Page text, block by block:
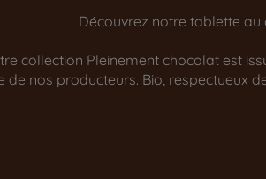
Découvrez notre tablette au
collection Pleinement chocolat est
de nos producteurs. Bio, respectueux